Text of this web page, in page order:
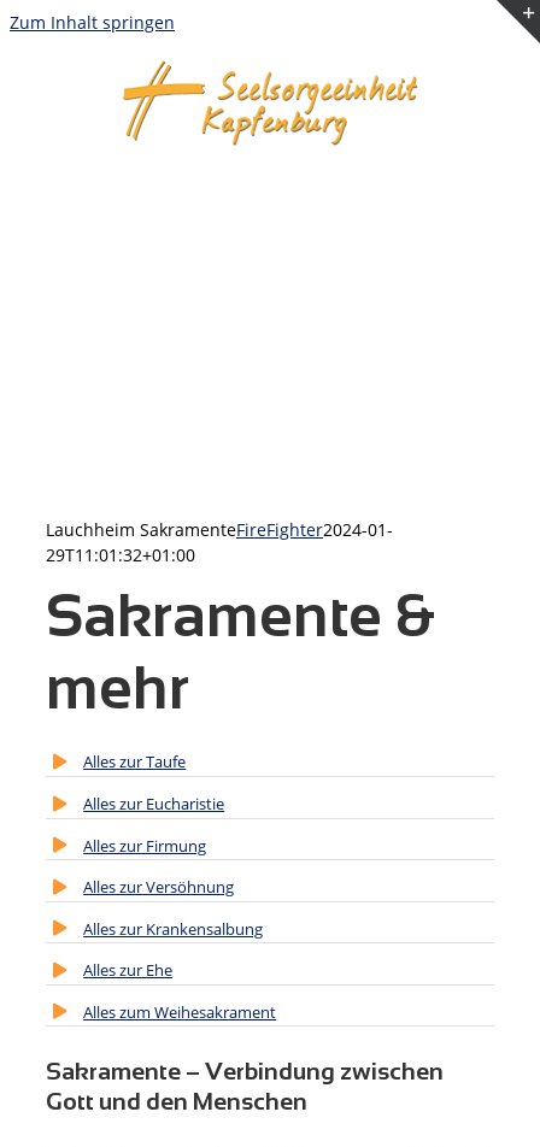
Zum Inhalt springen
Lauchheim SakramenteFireFighter2024-01-
29T11:01:32+01:00
Sakramente &
mehr
Alles zur Taufe
Alles zur Eucharistie
Alles zur Firmung
Alles zur Versöhnung
Alles zur Krankensalbung
Alles zur Ehe
Alles zum Weihesakrament
Sakramente – Verbindung zwischen
Gott und den Menschen